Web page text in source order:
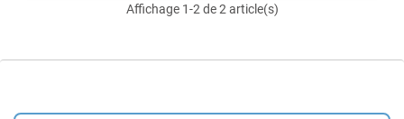
Affichage 1-2 de 2 article(s)